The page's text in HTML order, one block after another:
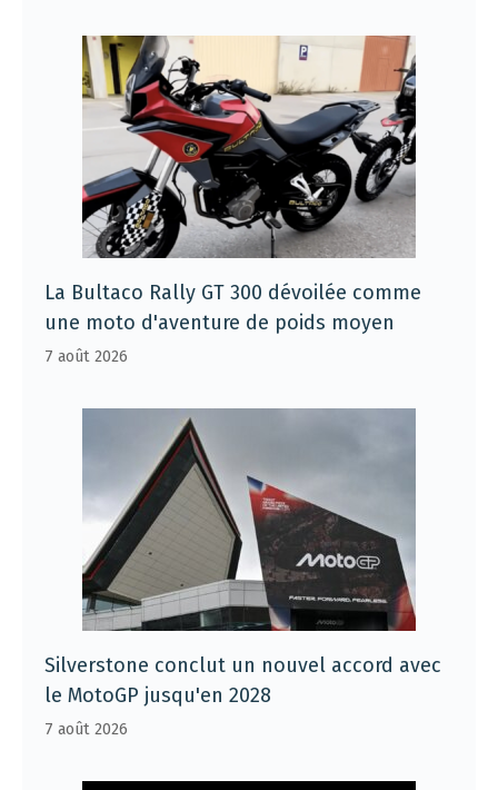
La Bultaco Rally GT 300 dévoilée comme
une moto d'aventure de poids moyen
7 août 2026
Silverstone conclut un nouvel accord avec
le MotoGP jusqu'en 2028
7 août 2026